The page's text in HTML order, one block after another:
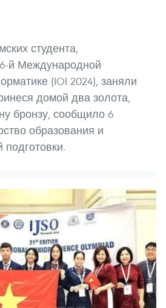
студента,
й Международной
(IOI 2024), заняли
домой два золота,
бронзу, сообщило 6
образования и